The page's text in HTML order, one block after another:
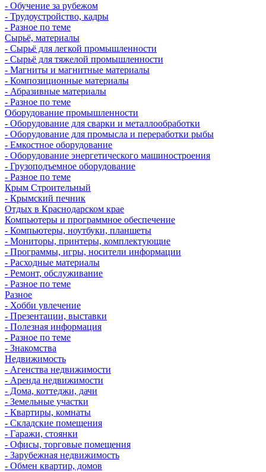
- Обучение за рубежом
- Трудоустройство, кадры
- Разное по теме
Сырьё, материалы
- Сырьё для легкой промышленности
- Сырьё для тяжелой промышленности
- Магниты и магнитные материалы
- Композиционные материалы
- Абразивные материалы
- Разное по теме
Оборудование промышленности
- Оборудование для сварки и металлообработки
- Оборудование для промысла и переработки рыбы
- Емкостное оборудование
- Оборудование энергетического машиностроения
- Грузоподъемное оборудование
- Разное по теме
Крым Строительный
- Крымский печник
Отдых в Краснодарском крае
Компьютеры и программное обеспечение
- Компьютеры, ноутбуки, планшеты
- Мониторы, принтеры, комплектующие
- Программы, игры, носители информации
- Расходные материалы
- Ремонт, обслуживание
- Разное по теме
Разное
- Хобби увлечение
- Презентации, выставки
- Полезная информация
- Разное по теме
- Знакомства
Недвижимость
- Агенства недвижимости
- Аренда недвижимости
- Дома, коттеджи, дачи
- Земельные участки
- Квартиры, комнаты
- Складские помещения
- Гаражи, стоянки
- Офисы, торговые помещения
- Зарубежная недвижимость
- Обмен квартир, домов